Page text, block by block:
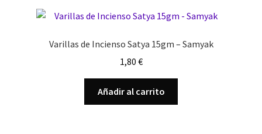
Varillas de Incienso Satya 15gm – Samyak
1,80 €
Añadir al carrito